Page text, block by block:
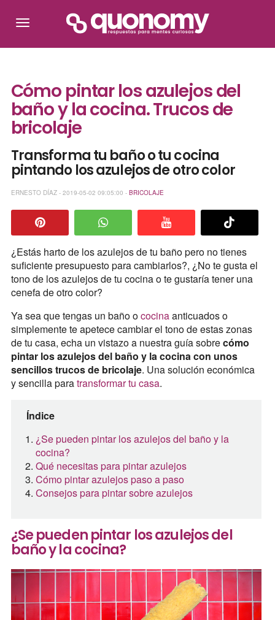
Cómo pintar los azulejos del
baño y la cocina. Trucos de
bricolaje
Transforma tu baño o tu cocina
pintando los azulejos de otro color
ERNESTO DÍAZ - 2019-05-02 09:05:00 - BRICOLAJE
¿Estás harto de los azulejos de tu baño pero no tienes
suficiente presupuesto para cambiarlos?, ¿No te gusta el
tono de los azulejos de tu cocina o te gustaría tener una
cenefa de otro color?
Ya sea que tengas un baño ococinaanticuados o
simplemente te apetece cambiar el tono de estas zonas
de tu casa, echa un vistazo a nuestra guía sobrecómo
pintar los azulejos del baño y la cocina con unos
sencillos trucos de bricolaje. Una solución económica
y sencilla paratransformar tu casa.
Índice
¿Se pueden pintar los azulejos del baño y la
cocina?
Qué necesitas para pintar azulejos
Cómo pintar azulejos paso a paso
Consejos para pintar sobre azulejos
¿Se pueden pintar los azulejos del
baño y la cocina?